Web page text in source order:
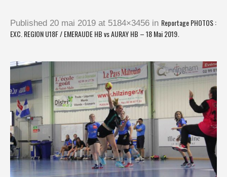
Published 20 mai 2019 at 5184×3456 in Reportage PHOTOS :
EXC. REGION U18F / EMERAUDE HB vs AURAY HB – 18 Mai 2019.